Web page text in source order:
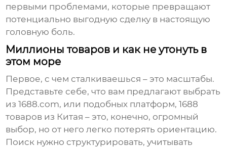
первыми проблемами, которые превращают
потенциально выгодную сделку в настоящую
головную боль.
Миллионы товаров и как не утонуть в
этом море
Первое, с чем сталкиваешься – это масштабы.
Представьте себе, что вам предлагают выбрать
из 1688.com, или подобных платформ,1688
товаров из Китая – это, конечно, огромный
выбор, но от него легко потерять ориентацию.
Поиск нужно структурировать, учитывать